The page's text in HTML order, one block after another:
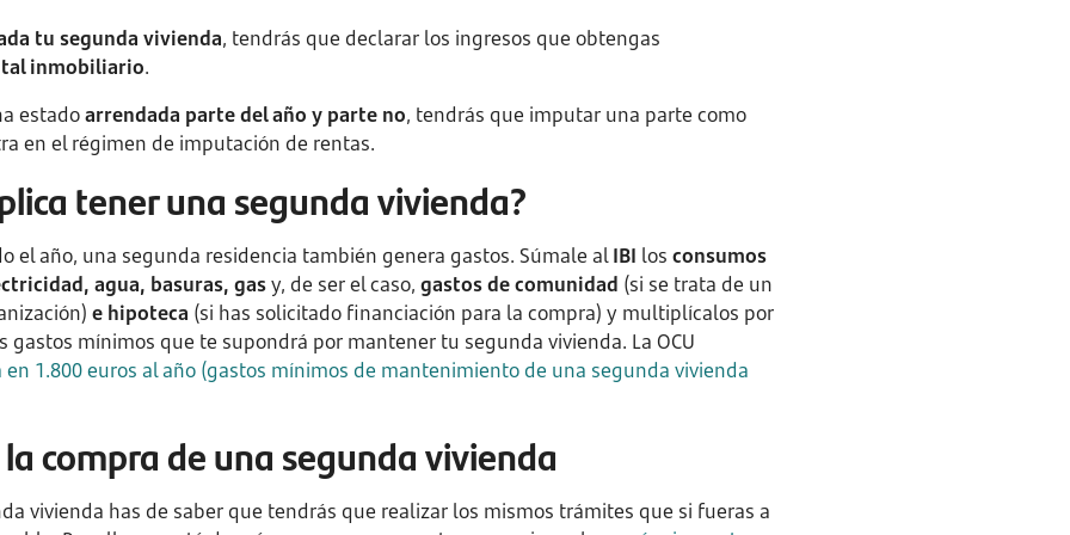
tu segunda vivienda, tendrás que declarar los ingresos que obtengas
inmobiliario.
estadoarrendada parte del año y parte no, tendrás que imputar una parte como
en el régimen de imputación de rentas.
tener una segunda vivienda?
el año, una segunda residencia también genera gastos. Súmale alIBI los consumos
agua, basuras, gasy, de ser el caso, gastos de comunidad (si se trata de un
e hipoteca (si has solicitado financiación para la compra) y multiplícalos por
gastos mínimos que te supondrá por mantener tu segunda vivienda. La OCU
en 1.800 euros al año (gastos mínimos de mantenimiento de una segunda vivienda
compra de una segunda vivienda
vivienda has de saber que tendrás que realizar los mismos trámites que si fueras a